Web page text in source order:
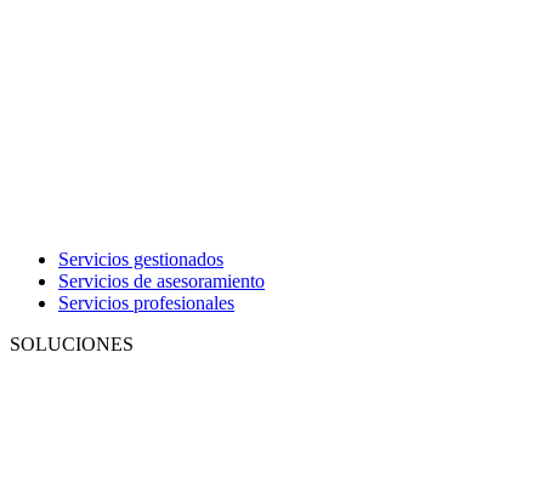
Servicios gestionados
Servicios de asesoramiento
Servicios profesionales
SOLUCIONES